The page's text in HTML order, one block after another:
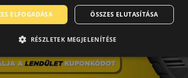
ELFOGADÁSA ÖSSZES ELUTASÍTÁSA
RÉSZLETEK MEGJELENÍTÉSE